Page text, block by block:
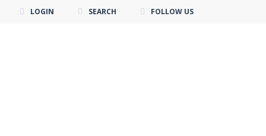
LOGIN SEARCH FOLLOW US